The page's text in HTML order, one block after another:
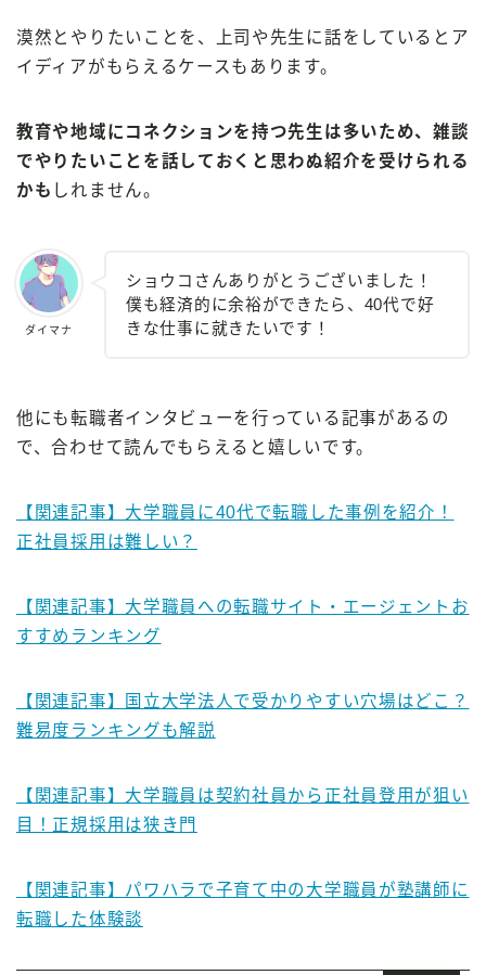
漠然とやりたいことを、上司や先生に話をしているとア
イディアがもらえるケースもあります。
教育や地域にコネクションを持つ先生は多いため、雑談
でやりたいことを話しておくと思わぬ紹介を受けられる
かも しれません。
ダイマナ
ショウコさんありがとうございました！
僕も経済的に余裕ができたら、40代で好
きな仕事に就きたいです！
他にも転職者インタビューを行っている記事があるの
で、合わせて読んでもらえると嬉しいです。
【関連記事】大学職員に40代で転職した事例を紹介！
正社員採用は難しい？
【関連記事】大学職員への転職サイト・エージェントお
すすめランキング
【関連記事】国立大学法人で受かりやすい穴場はどこ？
難易度ランキングも解説
【関連記事】大学職員は契約社員から正社員登用が狙い
目！正規採用は狭き門
【関連記事】パワハラで子育て中の大学職員が塾講師に
転職した体験談